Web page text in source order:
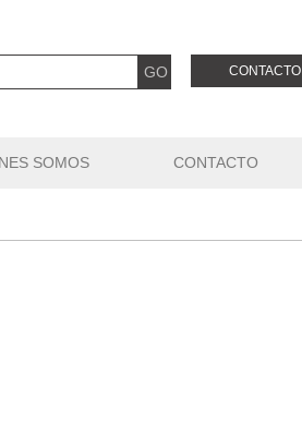
CONTACTO
SOMOS CONTACTO